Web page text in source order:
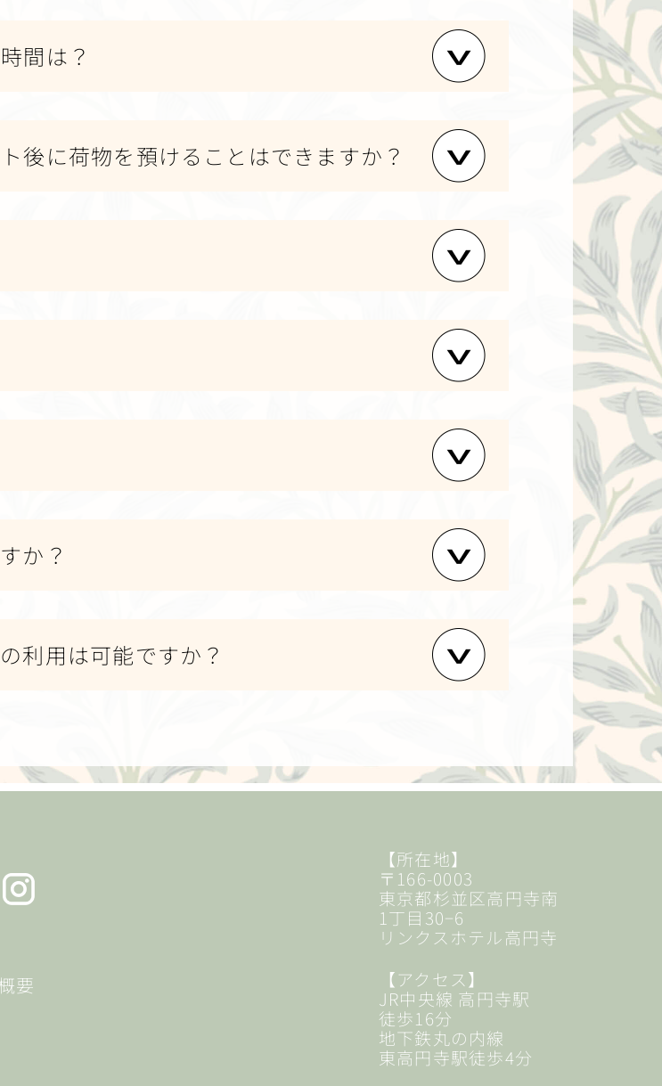
間は？
後に荷物を預けることはできますか？
か？
利用は可能ですか？
【所在地】
〒166-0003
東京都杉並区高円寺南
1丁目30−6
リンクスホテル高円寺
【アクセス】
JR中央線 高円寺駅
徒歩16分
地下鉄丸の内線
東高円寺駅徒歩4分
要